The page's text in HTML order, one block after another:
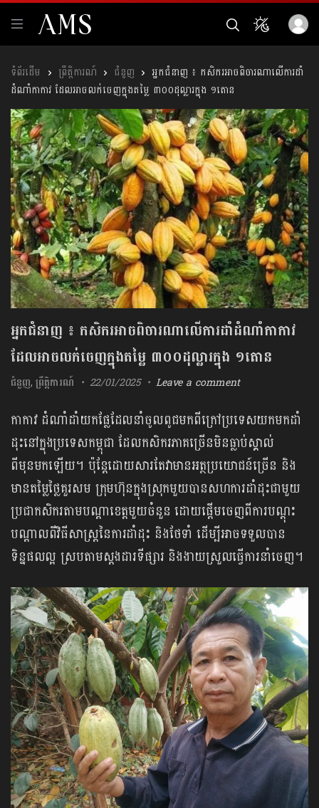
ព្រឹត្តិការណ៍ ជំនួញ
អ្នកជំនាញ ៖ កសិករអាចពិចារណាលើការដាំ
ដំណាំកាកាវ ដែលអាចលក់ចេញក្នុងតម្លៃ ៣០០ដុល្លារក្នុង ១តោន
អ្នកជំនាញ ៖ កសិករអាចពិចារណាលើការដាំដំណាំកាកាវ
ដែលអាចលក់ចេញក្នុងតម្លៃ ៣០០ដុល្លារក្នុង ១តោន
ជំនួញ,ព្រឹត្តិការណ៍ 22/01/2025 Leave a comment
កាកាវ ដំណាំដាំយកផ្លែដែលនាំចូលពូជមកពីក្រៅប្រទេសយកមកដាំ
ដុះនៅក្នុងប្រទេសកម្ពុជា ដែលកសិករភាគច្រើនមិនធ្លាប់ស្គាល់
ពីមុនមកឡើយ។ ប៉ុន្តែដោយសារតែវាមានអត្ថប្រយោជន៍ច្រើន និង
មានតម្លៃថ្លៃគួរសម ក្រុមហ៊ុនក្នុងស្រុកមួយបានសហការដាំដុះជាមួយ
ប្រជាកសិករតាមបណ្តាខេត្តមួយចំនួន ដោយផ្តើមចេញពីការបណ្តុះ
បណ្តាលពីវិធីសាស្ត្រនៃការដាំដុះ និងថែទាំ ដើម្បីអាចទទួលបាន
ទិន្នផលល្អ ស្របតាមស្ដងដារទីផ្សារ និងងាយស្រួលធ្វើការនាំចេញ។